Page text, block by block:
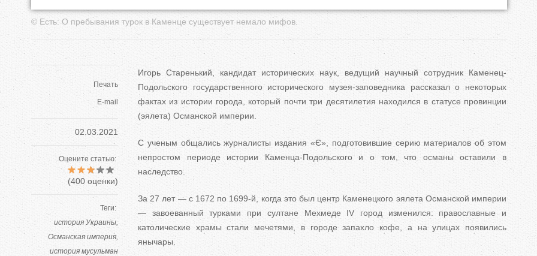
© Есть: О пребывания турок в Каменце существует немало мифов.
Печать
E-mail
02.03.2021
Оцените статью:
(400 оценки)
Теги:
история Украины
Османская империя
история мусульман
Игорь Старенький, кандидат исторических наук, ведущий научный сотрудник Каменец-
Подольского государственного исторического музея-заповедника рассказал о некоторых
фактах из истории города, который почти три десятилетия находился в статусе провинции
(эялета) Османской империи.
С ученым общались журналисты издания «Є», подготовившие серию материалов об этом
непростом периоде истории Каменца-Подольского и о том, что османы оставили в
наследство.
За 27 лет — с 1672 по 1699-й, когда это был центр Каменецкого эялета Османской империи
— завоеванный турками при султане Мехмеде IV город изменился: православные и
католические храмы стали мечетями, в городе запахло кофе, а на улицах появились
янычары.
ь
е
а
к